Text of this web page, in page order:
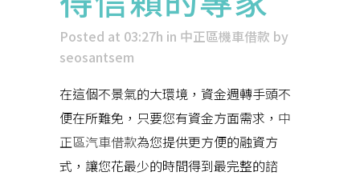
Posted at 03:27h in 中正區機車借款 by
seosantsem
在這個不景氣的大環境，資金週轉手頭不
便在所難免，只要您有資金方面需求， 中
正區汽車借款為您提供更方便的融資方
式，讓您花最少的時間得到最完整的諮